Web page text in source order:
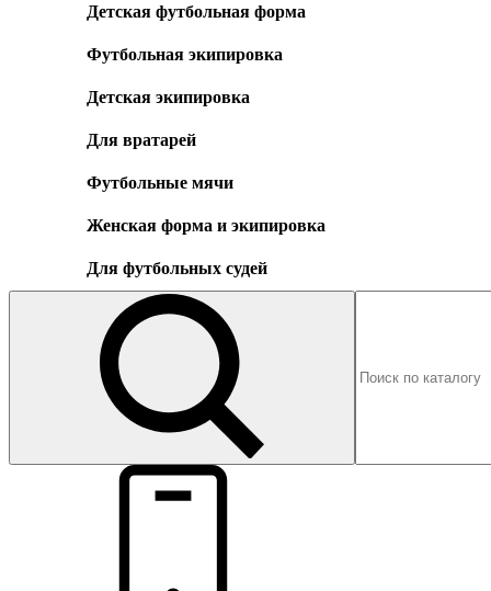
Детская футбольная форма
Футбольная экипировка
Детская экипировка
Для вратарей
Футбольные мячи
Женская форма и экипировка
Для футбольных судей